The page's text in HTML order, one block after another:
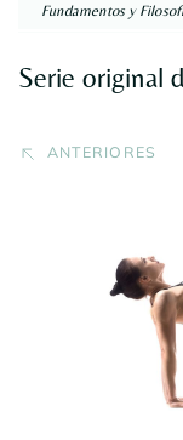
Fundamentos y
Serie original
ANTERIORES